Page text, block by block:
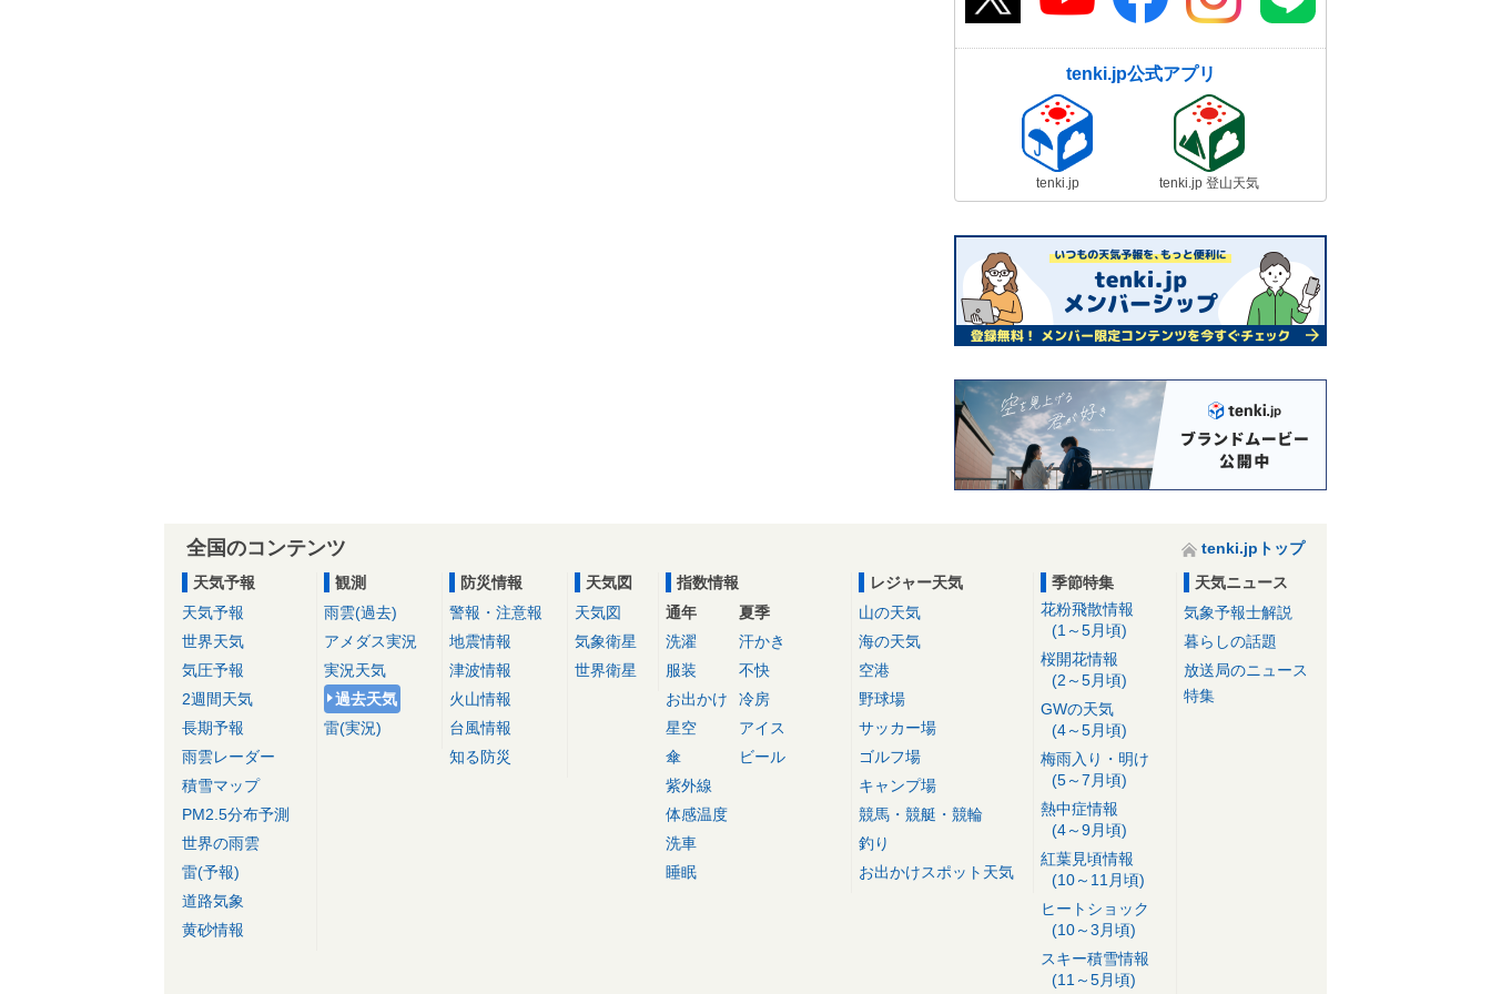
tenki.jp公式アプリ
tenki.jp tenki.jp 登山天気
全国のコンテンツ
tenki.jpトップ
天気予報
天気予報
世界天気
気圧予報
2週間天気
長期予報
雨雲レーダー
積雪マップ
PM2.5分布予測
世界の雨雲
雷(予報)
道路気象
黄砂情報
観測
雨雲(過去)
アメダス実況
実況天気
過去天気
雷(実況)
防災情報
警報・注意報
地震情報
津波情報
火山情報
台風情報
知る防災
天気図
天気図
気象衛星
世界衛星
指数情報
通年
洗濯
服装
お出かけ
星空
傘
紫外線
体感温度
洗車
睡眠
夏季
汗かき
不快
冷房
アイス
ビール
レジャー天気
山の天気
海の天気
空港
野球場
サッカー場
ゴルフ場
キャンプ場
競馬・競艇・競輪
釣り
お出かけスポット天気
季節特集
花粉飛散情報
(1～5月頃)
桜開花情報
(2～5月頃)
GWの天気
(4～5月頃)
梅雨入り・明け
(5～7月頃)
熱中症情報
(4～9月頃)
紅葉見頃情報
(10～11月頃)
ヒートショック
(10～3月頃)
スキー積雪情報
(11～5月頃)
天気ニュース
気象予報士解説
暮らしの話題
放送局のニュース
特集